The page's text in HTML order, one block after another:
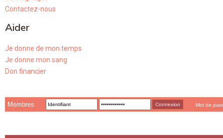
Contactez-nous
Aider
Je donne de mon temps
Je donne mon sang
Don financier
Membres Mot de